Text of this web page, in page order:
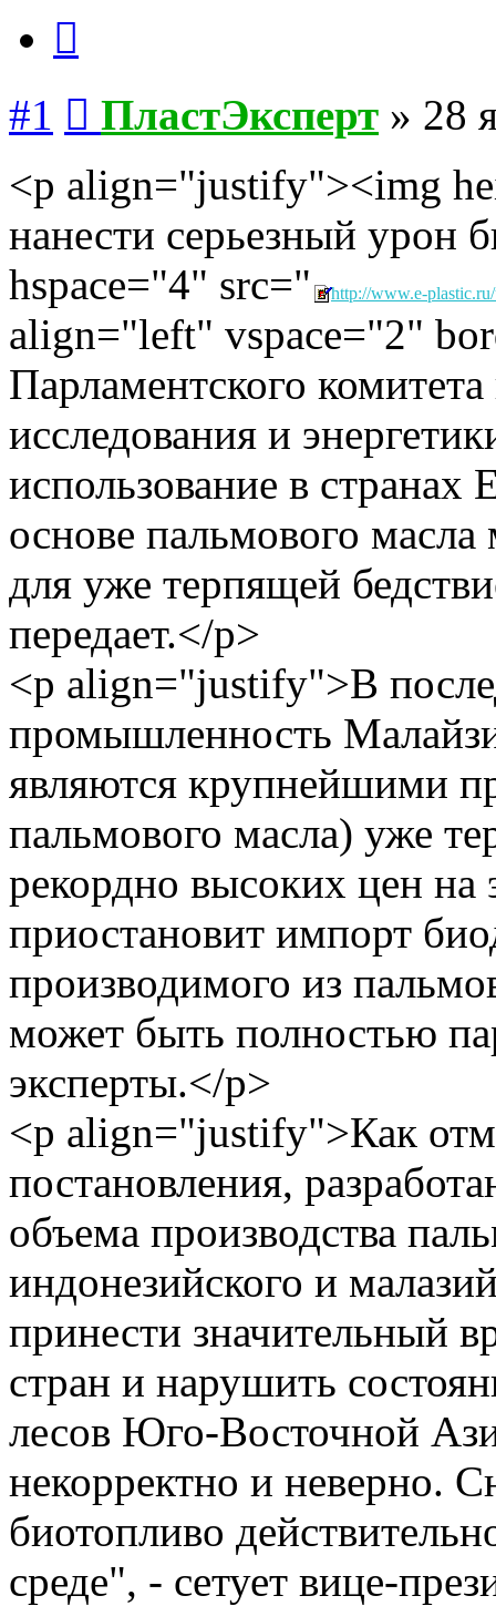
#1 ПластЭксперт » 28
<p align="justify"><img
нанести серьезный урон
hspace="4" src="
http://www.e-
align="left" vspace="2"
Парламентского
исследования и
использование в странах
основе пальмового
для уже терпящей
передает.</p>
<p align="justify">В
промышленность
являются крупнейшими
пальмового масла) уже
рекордно высоких цен на
приостановит импорт
производимого из
может быть полностью
эксперты.</p>
<p align="justify">Как
постановления,
объема производства
индонезийского и
принести значительный
стран и нарушить
лесов Юго-Восточной
некорректно и неверно.
биотопливо
среде", - сетует вице-